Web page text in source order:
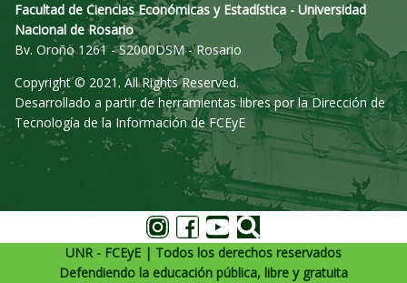
Facultad de Ciencias Económicas y Estadística - Universidad
Nacional de Rosario
Bv. Oroño 1261 - S2000DSM - Rosario
Copyright © 2021. All Rights Reserved.
Desarrollado a partir de herramientas libres por la Dirección de
Tecnología de la Información de FCEyE
UNR - FCEyE | Todos los derechos reservados
Defendiendo la educación pública, libre y gratuita